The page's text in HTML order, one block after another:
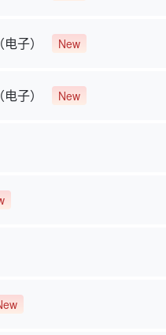
子） New
子） New